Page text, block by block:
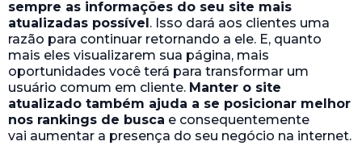
sempre as informações do seu site mais
atualizadas possível . Isso dará aos clientes uma
razão para continuar retornando a ele. E, quanto
mais eles visualizarem sua página, mais
oportunidades você terá para transformar um
usuário comum em cliente. Manter o site
atualizado também ajuda a se posicionar melhor
nos rankings de busca e consequentemente
vai aumentar a presença do seu negócio na internet.